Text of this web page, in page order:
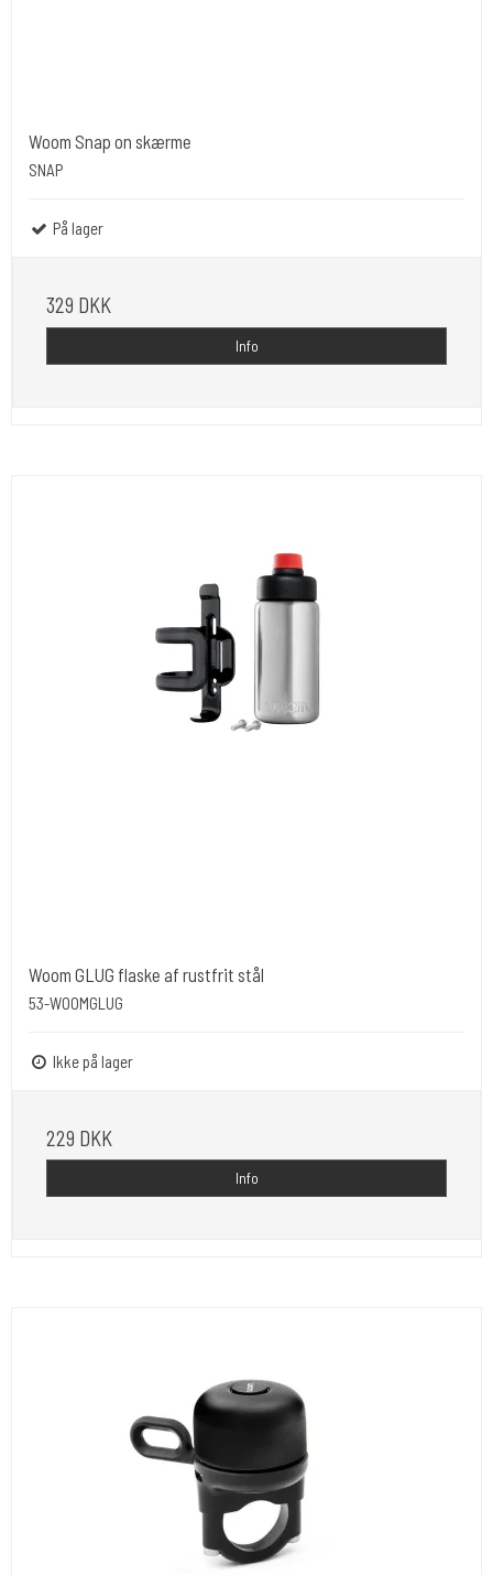
Woom Snap on skærme
SNAP
På lager
329 DKK
Info
Woom GLUG flaske af rustfrit stål
53-WOOMGLUG
Ikke på lager
229 DKK
Info